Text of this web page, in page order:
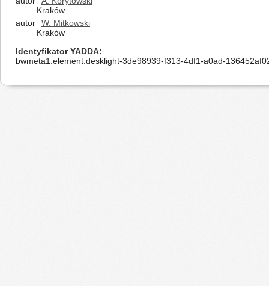
Kraków
autor
W. Mitkowski
Kraków
Identyfikator YADDA
bwmeta1.element.desklight-3de98939-f313-4df1-a0ad-